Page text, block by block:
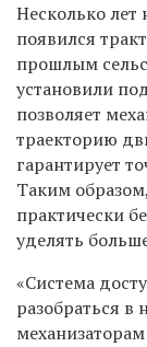
Несколько лет
появился
прошлым
установили
позволяет
траекторию
гарантирует
Таким
практически
уделять
«Система
разобраться